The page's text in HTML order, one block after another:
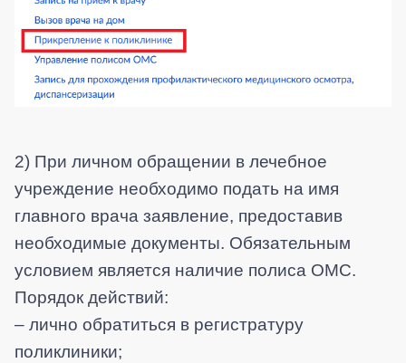
2) При личном обращении в лечебное
учреждение необходимо подать на имя
главного врача заявление, предоставив
необходимые документы. Обязательным
условием является наличие полиса ОМС.
Порядок действий:
– лично обратиться в регистратуру
поликлиники;